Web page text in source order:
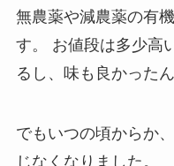
無農薬や減農薬の有
す。 お値段は多少高
るし、味も良かったん
でもいつの頃からか
じなくなりました。